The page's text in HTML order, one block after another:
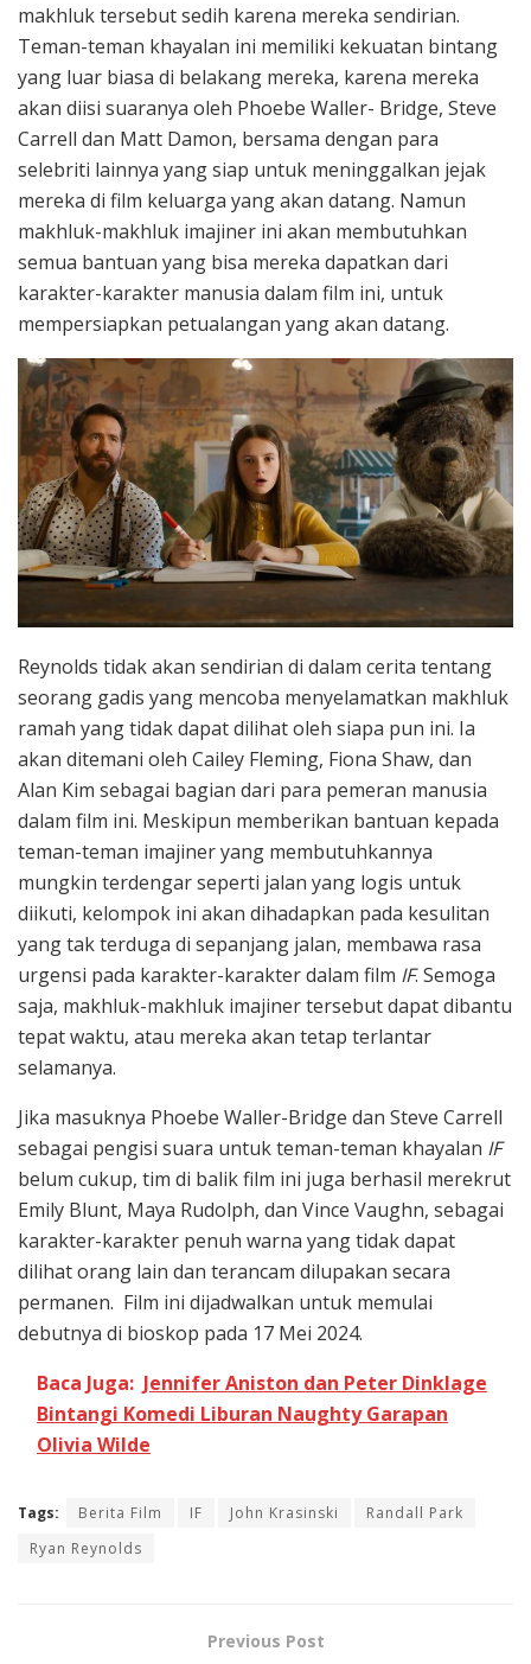
makhluk tersebut sedih karena mereka sendirian.
Teman-teman khayalan ini memiliki kekuatan bintang
yang luar biasa di belakang mereka, karena mereka
akan diisi suaranya oleh Phoebe Waller- Bridge, Steve
Carrell dan Matt Damon, bersama dengan para
selebriti lainnya yang siap untuk meninggalkan jejak
mereka di film keluarga yang akan datang. Namun
makhluk-makhluk imajiner ini akan membutuhkan
semua bantuan yang bisa mereka dapatkan dari
karakter-karakter manusia dalam film ini, untuk
mempersiapkan petualangan yang akan datang.
Reynolds tidak akan sendirian di dalam cerita tentang
seorang gadis yang mencoba menyelamatkan makhluk
ramah yang tidak dapat dilihat oleh siapa pun ini. Ia
akan ditemani oleh Cailey Fleming, Fiona Shaw, dan
Alan Kim sebagai bagian dari para pemeran manusia
dalam film ini. Meskipun memberikan bantuan kepada
teman-teman imajiner yang membutuhkannya
mungkin terdengar seperti jalan yang logis untuk
diikuti, kelompok ini akan dihadapkan pada kesulitan
yang tak terduga di sepanjang jalan, membawa rasa
urgensi pada karakter-karakter dalam film IF. Semoga
saja, makhluk-makhluk imajiner tersebut dapat dibantu
tepat waktu, atau mereka akan tetap terlantar
selamanya.
Jika masuknya Phoebe Waller-Bridge dan Steve Carrell
sebagai pengisi suara untuk teman-teman khayalan IF
belum cukup, tim di balik film ini juga berhasil merekrut
Emily Blunt, Maya Rudolph, dan Vince Vaughn, sebagai
karakter-karakter penuh warna yang tidak dapat
dilihat orang lain dan terancam dilupakan secara
permanen. Film ini dijadwalkan untuk memulai
debutnya di bioskop pada 17 Mei 2024.
Baca Juga: Jennifer Aniston dan Peter Dinklage
Bintangi Komedi Liburan Naughty Garapan
Olivia Wilde
Tags: Berita Film IF John Krasinski
Randall Park
Ryan Reynolds
Previous Post